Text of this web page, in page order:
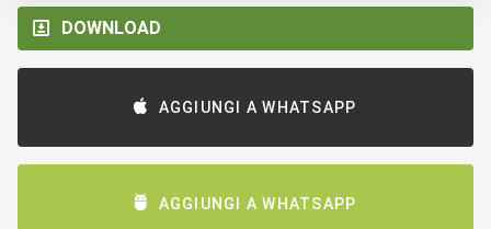
DOWNLOAD
AGGIUNGI A WHATSAPP
AGGIUNGI A WHATSAPP